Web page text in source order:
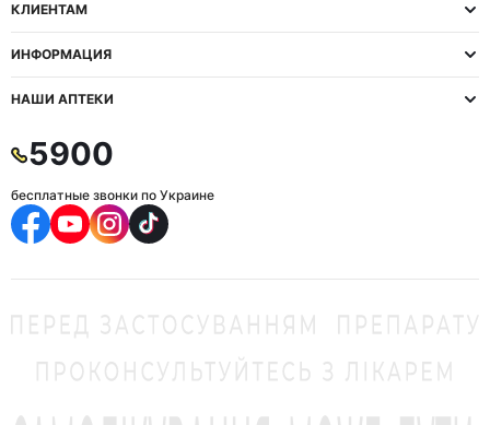
КЛИЕНТАМ
ИНФОРМАЦИЯ
НАШИ АПТЕКИ
5900
бесплатные звонки по Украине